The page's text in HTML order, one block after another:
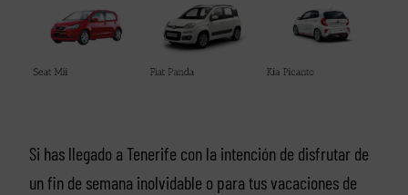
Si has llegado a Tenerife con la intención de disfrutar de
un fin de semana inolvidable o para tus vacaciones de